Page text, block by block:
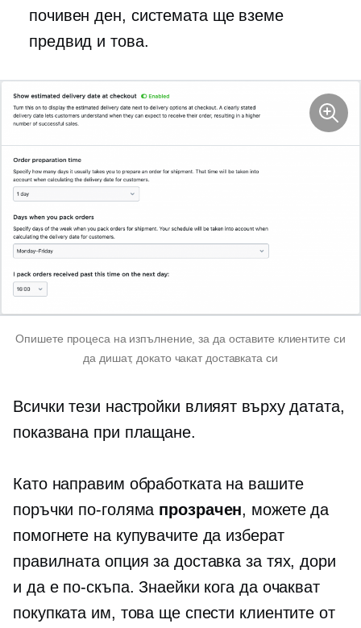
почивен ден, системата ще вземе
предвид и това.
Опишете процеса на изпълнение, за да оставите клиентите си
да дишат, докато чакат доставката си
Всички тези настройки влияят върху датата,
показвана при плащане.
Като направим обработката на вашите
поръчки по-голяма прозрачен, можете да
помогнете на купувачите да изберат
правилната опция за доставка за тях, дори
и да е по-скъпа. Знаейки кога да очакват
покупката им, това ще спести клиентите от